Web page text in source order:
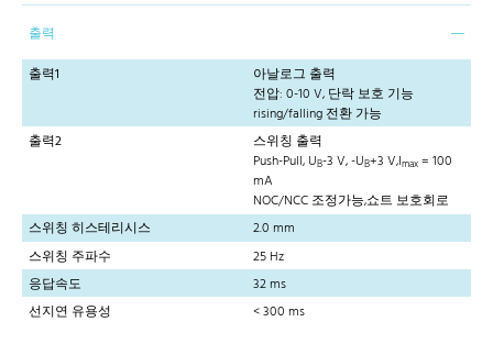
출력
출력1
아날로그 출력
전압: 0-10 V, 단락 보호 기능
rising/falling 전환 가능
출력2
스위칭 출력
Push-Pull, UB-3 V, -UB+3 V,Imax = 100
mA
NOC/NCC 조정가능,쇼트 보호회로
스위칭 히스테리시스
2.0 mm
스위칭 주파수
25 Hz
응답속도
32 ms
선지연 유용성
< 300 ms